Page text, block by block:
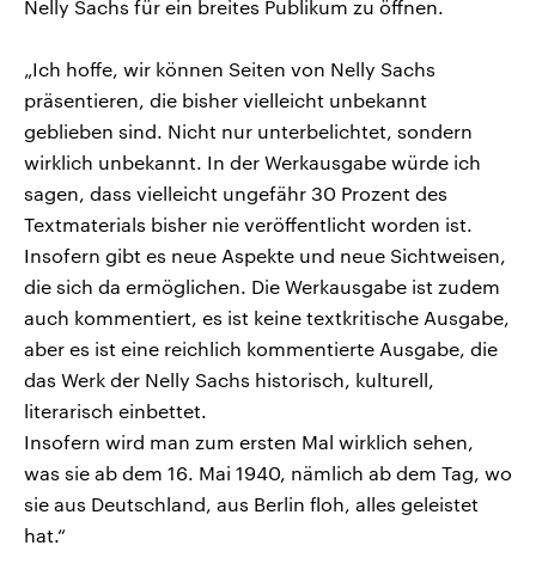
Nelly Sachs für ein breites Publikum zu öffnen.
„Ich hoffe, wir können Seiten von Nelly Sachs
präsentieren, die bisher vielleicht unbekannt
geblieben sind. Nicht nur unterbelichtet, sondern
wirklich unbekannt. In der Werkausgabe würde ich
sagen, dass vielleicht ungefähr 30 Prozent des
Textmaterials bisher nie veröffentlicht worden ist.
Insofern gibt es neue Aspekte und neue Sichtweisen,
die sich da ermöglichen. Die Werkausgabe ist zudem
auch kommentiert, es ist keine textkritische Ausgabe,
aber es ist eine reichlich kommentierte Ausgabe, die
das Werk der Nelly Sachs historisch, kulturell,
literarisch einbettet.
Insofern wird man zum ersten Mal wirklich sehen,
was sie ab dem 16. Mai 1940, nämlich ab dem Tag, wo
sie aus Deutschland, aus Berlin floh, alles geleistet
hat.“